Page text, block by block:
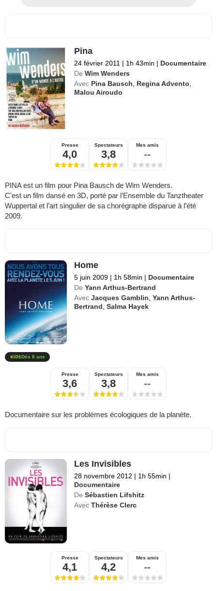
Pina
24 février 2011 | 1h 43min | Documentaire
De Wim Wenders
Avec Pina Bausch Regina Advento
Malou Airoudo
Presse
4,0
Spectateurs
3,8
Mes amis
--
PINA est un film pour Pina Bausch de Wim Wenders.
C'est un film dansé en 3D, porté par l’Ensemble du Tanztheater
Wuppertal et l’art singulier de sa chorégraphe disparue à l’été
2009.
Home
5 juin 2009 | 1h 58min | Documentaire
De Yann Arthus-Bertrand
Avec Jacques Gamblin ,Yann Arthus-
Bertrand ,Salma Hayek
Dès 8 ans
Presse
3,6
Spectateurs
3,8
Mes amis
--
Documentaire sur les problèmes écologiques de la planète.
Les Invisibles
28 novembre 2012 | 1h 55min |
Documentaire
De Sébastien Lifshitz
Avec Thérèse Clerc
Presse
4,1
Spectateurs
4,2
Mes amis
--